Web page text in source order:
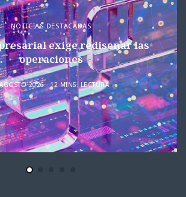
NOTICIAS DESTACADAS
exige rediseñar las
operaciones
2026 12 MINS. LECTURA